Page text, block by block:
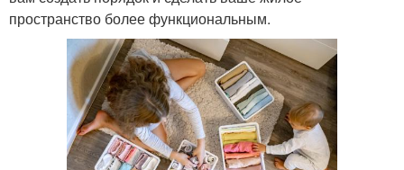
пространство более функциональным.